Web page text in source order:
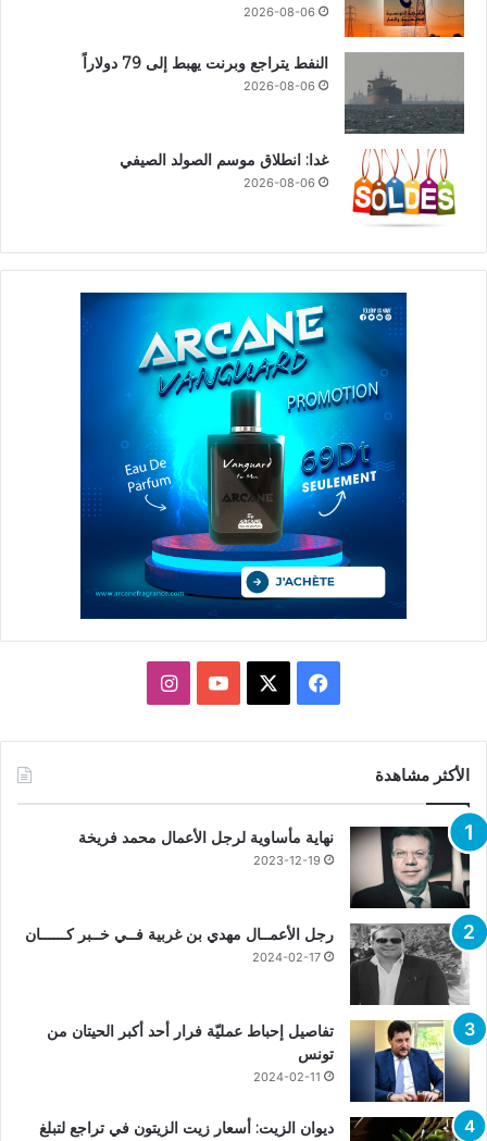
2026-08-06
النفط يتراجع وبرنت يهبط إلى 79 دولاراً
2026-08-06
غدا: انطلاق موسم الصولد الصيفي
2026-08-06
فيسبوك يوتيوبانستقرام
الأكثر مشاهدة
نهاية مأساوية لرجل الأعمال محمد فريخة
2023-12-19
رجل الأعمــال مهدي بن غربية فــي خــبر كــــــان
2024-02-17
تفاصيل إحباط عمليّة فرار أحد أكبر الحيتان من
تونس
2024-02-11
ديوان الزيت: أسعار زيت الزيتون في تراجع لتبلغ